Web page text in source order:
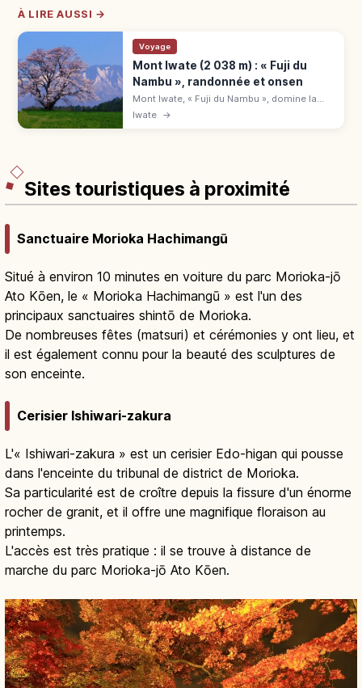
À LIRE AUSSI →
Voyage
Mont Iwate (2 038 m) : « Fuji du
Nambu », randonnée et onsen
Mont Iwate, « Fuji du Nambu », domine la
préfecture d'Iwate. Départs Amihari et
Iwate →
Sites touristiques à proximité
Sanctuaire Morioka Hachimangū
Situé à environ 10 minutes en voiture du parc Morioka-jō
Ato Kōen, le « Morioka Hachimangū » est l'un des
principaux sanctuaires shintō de Morioka.
De nombreuses fêtes (matsuri) et cérémonies y ont lieu, et
il est également connu pour la beauté des sculptures de
son enceinte.
Cerisier Ishiwari-zakura
L'« Ishiwari-zakura » est un cerisier Edo-higan qui pousse
dans l'enceinte du tribunal de district de Morioka.
Sa particularité est de croître depuis la fissure d'un énorme
rocher de granit, et il offre une magnifique floraison au
printemps.
L'accès est très pratique : il se trouve à distance de
marche du parc Morioka-jō Ato Kōen.